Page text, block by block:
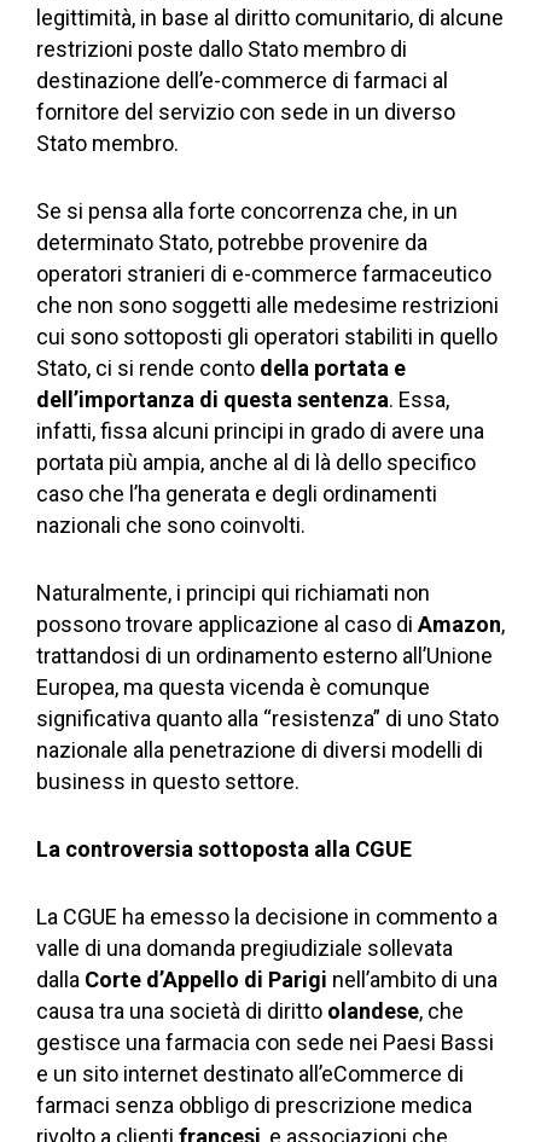
legittimità, in base al diritto comunitario, di alcune
restrizioni poste dallo Stato membro di
destinazione dell’e-commerce di farmaci al
fornitore del servizio con sede in un diverso
Stato membro.
Se si pensa alla forte concorrenza che, in un
determinato Stato, potrebbe provenire da
operatori stranieri di e-commerce farmaceutico
che non sono soggetti alle medesime restrizioni
cui sono sottoposti gli operatori stabiliti in quello
Stato, ci si rende conto della portata e
dell’importanza di questa sentenza. Essa,
infatti, fissa alcuni principi in grado di avere una
portata più ampia, anche al di là dello specifico
caso che l’ha generata e degli ordinamenti
nazionali che sono coinvolti.
Naturalmente, i principi qui richiamati non
possono trovare applicazione al caso di Amazon,
trattandosi di un ordinamento esterno all’Unione
Europea, ma questa vicenda è comunque
significativa quanto alla “resistenza” di uno Stato
nazionale alla penetrazione di diversi modelli di
business in questo settore.
La controversia sottoposta alla CGUE
La CGUE ha emesso la decisione in commento a
valle di una domanda pregiudiziale sollevata
dalla Corte d’Appello di Parigi nell’ambito di una
causa tra una società di diritto olandese, che
gestisce una farmacia con sede nei Paesi Bassi
e un sito internet destinato all’eCommerce di
farmaci senza obbligo di prescrizione medica
rivolto a clienti francesi , e associazioni che